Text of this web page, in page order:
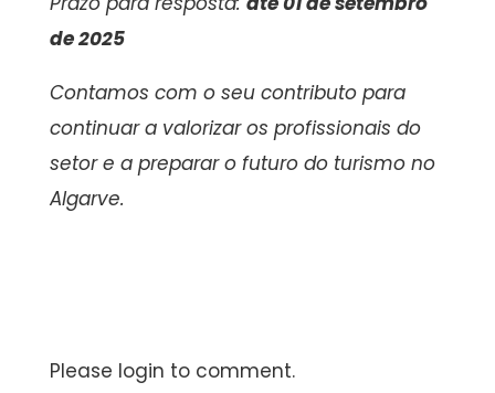
de 2025
Contamos com o seu contributo para
continuar a valorizar os profissionais do
setor e a preparar o futuro do turismo no
Algarve.
Please login to comment.